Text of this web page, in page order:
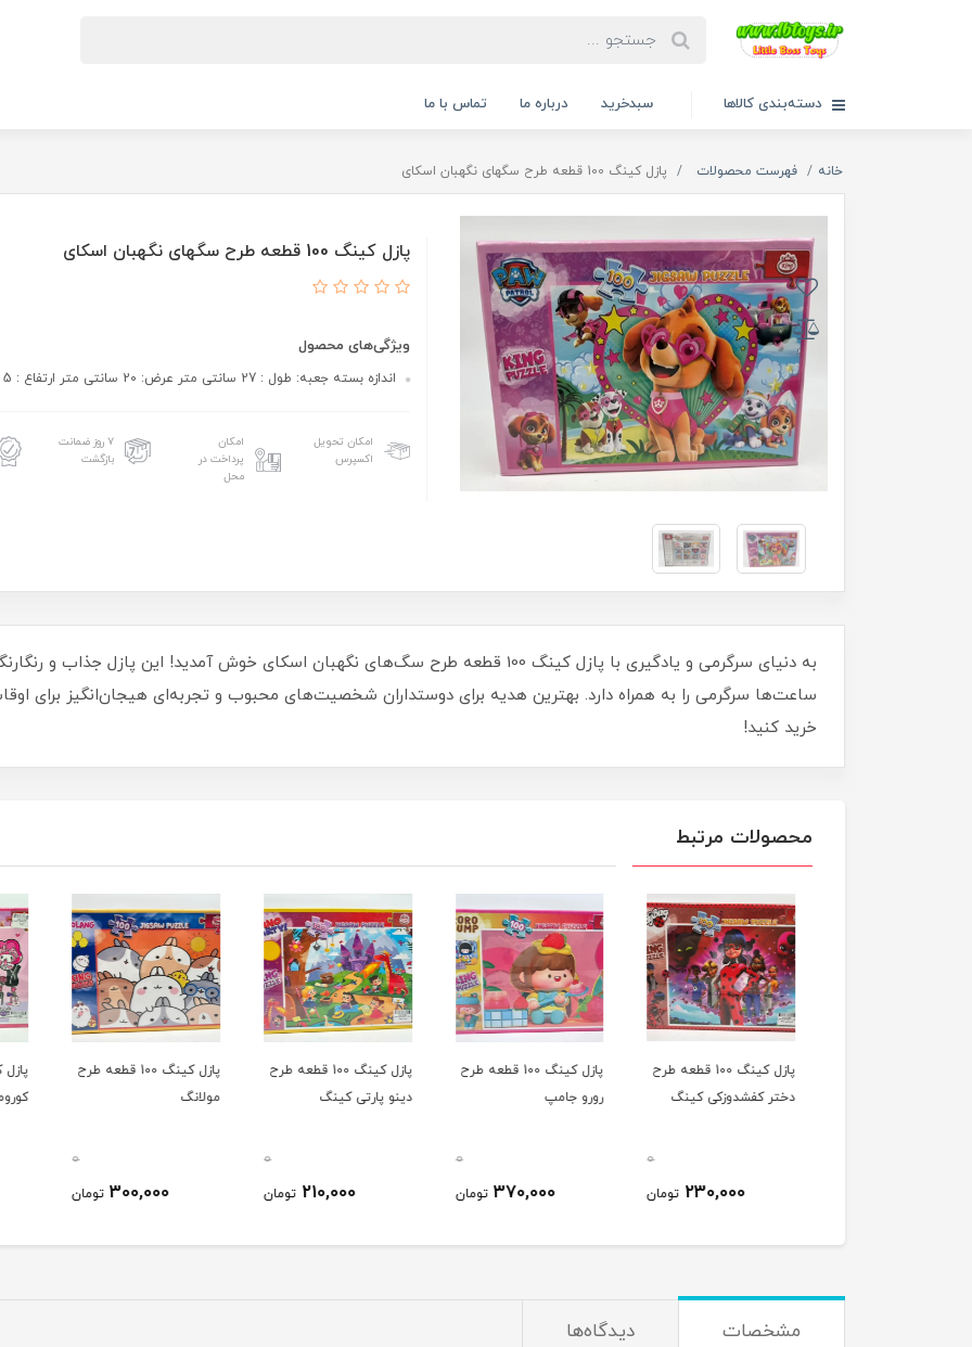
دسته‌بندی کالاها سبدخرید درباره ما تماس با ما
خانه فهرست محصولات پازل کینگ 100 قطعه طرح سگهای نگهبان اسکای
پازل کینگ 100 قطعه طرح سگهای نگهبان اسکای
ویژگی‌های محصول
اندازه بسته جعبه: طول : 27 سانتی متر عرض: 20 سانتی متر ارتفاع : 5 سانتی متر
امکان تحویل
اکسپرس
امکان
پرداخت در
محل
۷ روز ضمانت
بازگشت
به دنیای سرگرمی و یادگیری با پازل کینگ 100 قطعه طرح سگ‌های نگهبان اسکای خوش آمدید! این
ساعت‌ها سرگرمی را به همراه دارد. بهترین هدیه برای دوستداران شخصیت‌های محبوب و تجربه‌ای هیجان‌انگیز برای
خرید کنید!
محصولات مرتبط
پازل کینگ 100 قطعه طرح
دختر کفشدوزکی کینگ
0
230,000 تومان
پازل کینگ 100 قطعه طرح
رورو جامپ
0
370,000 تومان
پازل کینگ 100 قطعه طرح
دینو پارتی کینگ
0
210,000 تومان
پازل کینگ 100 قطعه طرح
مولانگ
0
300,000 تومان
مشخصات دیدگاه‌ها